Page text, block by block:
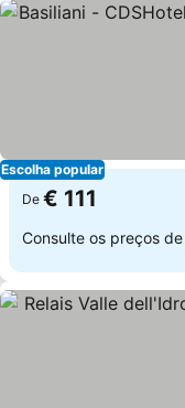
Escolha popular
De € 111
Consulte os preços de